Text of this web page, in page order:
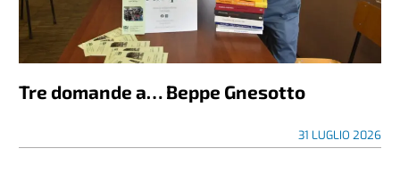
Tre domande a… Beppe Gnesotto
31 LUGLIO 2026